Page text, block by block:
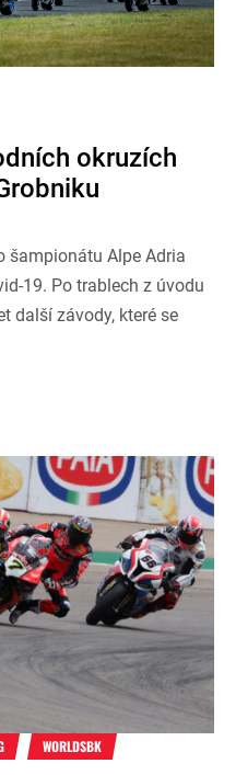
okruzích
šampionátu Alpe Adria
19. Po trablech z úvodu
další závody, které se
WORLDSBK